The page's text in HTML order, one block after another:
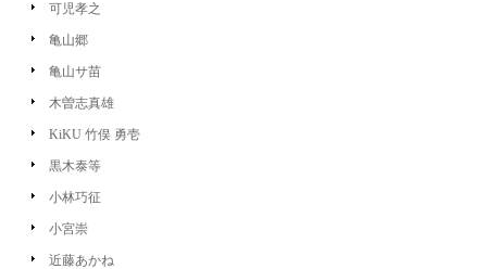
可児孝之
亀山郷
亀山サ苗
木曽志真雄
KiKU 竹俣 勇壱
黒木泰等
小林巧征
小宮崇
近藤あかね